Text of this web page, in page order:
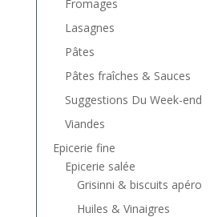
Fromages
Lasagnes
Pâtes
Pâtes fraîches & Sauces
Suggestions Du Week-end
Viandes
Epicerie fine
Epicerie salée
Grisinni & biscuits apéro
Huiles & Vinaigres